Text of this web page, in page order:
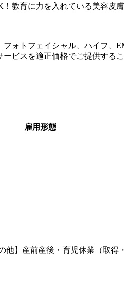
教育に力を入れている美容皮
ォトフェイシャル、ハイフ、
ビスを適正価格でご提供する
雇用形態
】産前産後・育児休業（取得